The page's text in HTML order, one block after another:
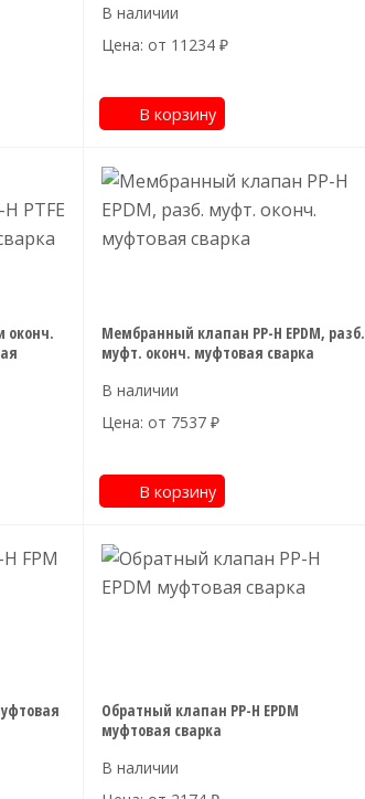
Цена: от 11234 ₽
В корзину
оконч.
Мембранный клапан PP-H EPDM, разб.
муфт. оконч. муфтовая сварка
Цена: от 7537 ₽
В корзину
Обратный клапан PP-H EPDM
муфтовая сварка